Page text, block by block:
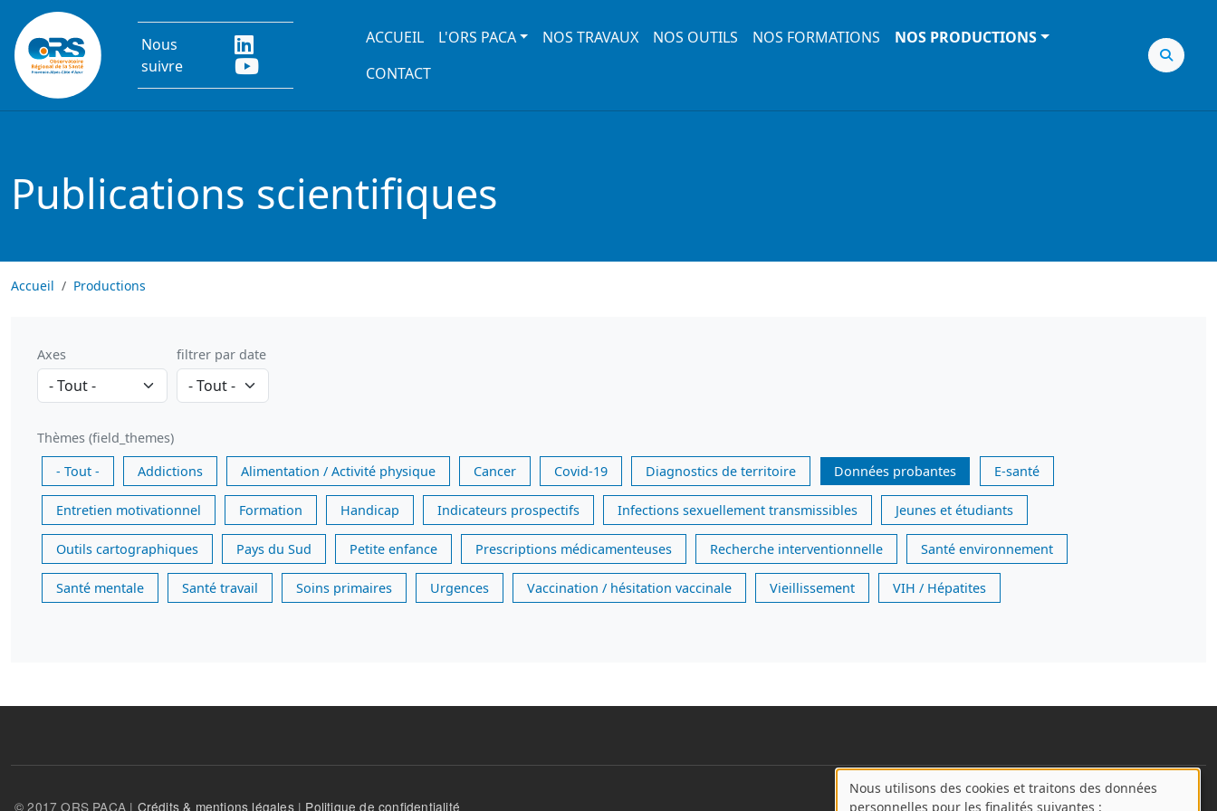
Aller au contenu principal
Nous
suivre
Main navigation
ACCUEIL L'ORS PACA NOS TRAVAUX NOS OUTILS NOS FORMATIONS
NOS PRODUCTIONS
CONTACT
Publications scientifiques
Accueil Productions
Axes filtrer par date
Thèmes (field_themes)
- Tout -
Addictions Alimentation / Activité physique Cancer Covid-19 Diagnostics de territoire Données probantes E-santé
Entretien motivationnel Formation Handicap Indicateurs prospectifs Infections sexuellement transmissibles Jeunes et étudiants
Outils cartographiques Pays du Sud Petite enfance Prescriptions médicamenteuses Recherche interventionnelle Santé environnement
Santé mentale Santé travail Soins primaires Urgences Vaccination / hésitation vaccinale Vieillissement VIH / Hépatites
© 2017 ORS PACA | Crédits & mentions légales| Politique de confidentialité User account menu
A
Nous utilisons des cookies et traitons des données
personnelles pour les finalités suivantes :